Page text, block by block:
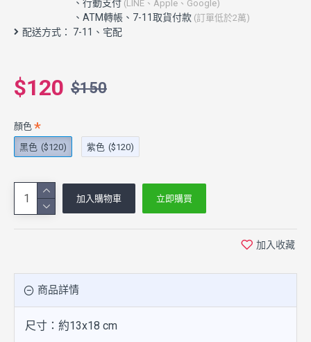
配送方式： 7-11、宅配
$120 $150
顏色
黑色 ($120) 紫色 ($120)
加入購物車 立即購買
加入收藏
商品詳情
尺寸：約13x18 cm